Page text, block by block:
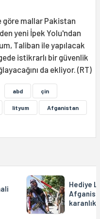
göre mallar Pakistan
yeni İpek Yolu'ndan
Taliban ile yapılacak
istikrarlı bir güvenlik
da ekliyor. (RT)
abd çin
lityum Afganistan
Hediye
karanlık